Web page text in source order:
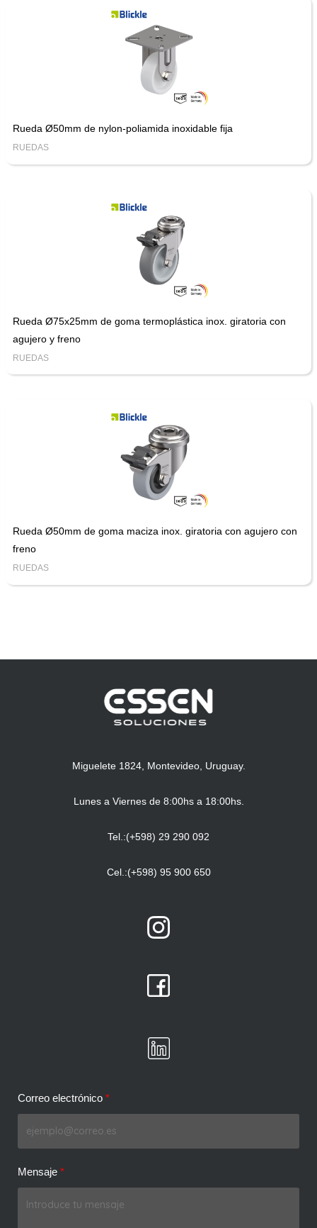
Rueda Ø50mm de nylon-poliamida inoxidable fija
RUEDAS
Rueda Ø75x25mm de goma termoplástica inox. giratoria con
agujero y freno
RUEDAS
Rueda Ø50mm de goma maciza inox. giratoria con agujero con
freno
RUEDAS
Miguelete 1824, Montevideo, Uruguay.
Lunes a Viernes de 8:00hs a 18:00hs.
Tel.:(+598) 29 290 092
Cel.:(+598) 95 900 650
Correo electrónico
Mensaje